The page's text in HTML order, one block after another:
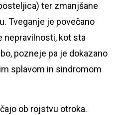
ter zmanjšane
Tveganje je povečano
nepravilnosti, kot sta
pozneje pa je dokazano
splavom in sindromom
ob rojstvu otroka.